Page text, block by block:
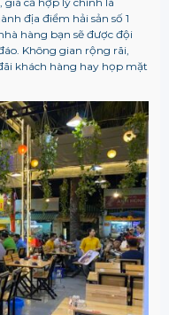
địa điểm hải sản số 1
hàng bạn sẽ được đội
Không gian rộng rãi,
khách hàng hay họp mặt